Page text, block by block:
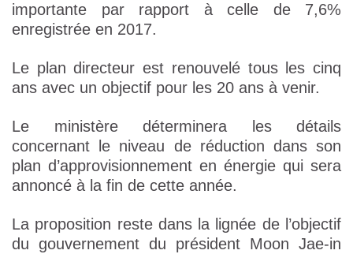
importante par rapport à celle de 7,6%
enregistrée en 2017.
Le plan directeur est renouvelé tous les cinq
ans avec un objectif pour les 20 ans à venir.
Le ministère déterminera les détails
concernant le niveau de réduction dans son
plan d’approvisionnement en énergie qui sera
annoncé à la fin de cette année.
La proposition reste dans la lignée de l’objectif
du gouvernement du président Moon Jae-in